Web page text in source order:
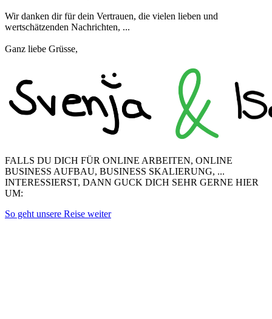
Wir danken dir für dein Vertrauen, die vielen lieben und
wertschätzenden Nachrichten, ...
Ganz liebe Grüsse,
FALLS DU DICH FÜR ONLINE ARBEITEN, ONLINE
BUSINESS AUFBAU, BUSINESS SKALIERUNG, ...
INTERESSIERST, DANN GUCK DICH SEHR GERNE HIER
UM:
So geht unsere Reise weiter